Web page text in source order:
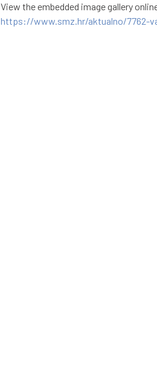
View the embedded image gallery
https://www.smz.hr/aktualno/7762-